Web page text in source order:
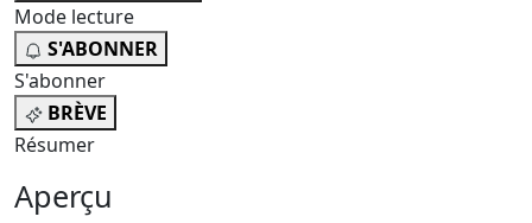
Mode lecture
S'ABONNER
S'abonner
BRÈVE
Résumer
Aperçu